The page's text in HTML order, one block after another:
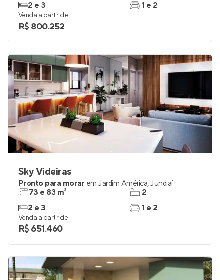
2 e 3
1 e 2
Venda a partir de
R$ 800.252
Sky Videiras
Pronto para morar em Jardim América,Jundiaí
73 e 83 m²
2 e 3
2
1 e 2
Venda a partir de
R$ 651.460